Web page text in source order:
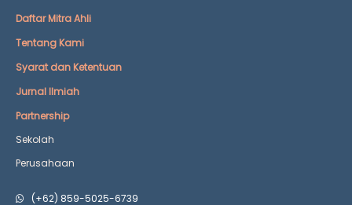
Daftar Mitra Ahli
Tentang Kami
Syarat dan Ketentuan
Jurnal Ilmiah
Partnership
Sekolah
Perusahaan
(+62) 859-5025-6739